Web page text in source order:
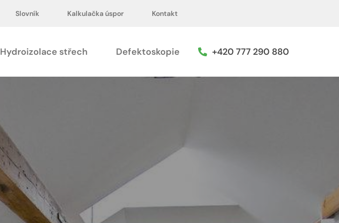
Kalkulačka úspor Kontakt
Slovník Kalkulačka úspor Kontakt
Hydroizolace střech Defektoskopie +420 777 290 880